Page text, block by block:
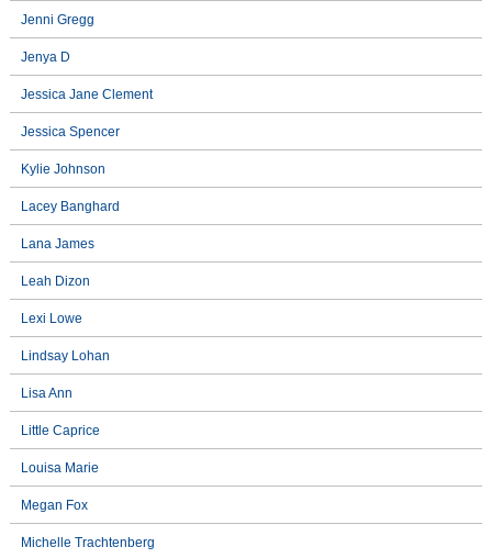
Jenni Gregg
Jenya D
Jessica Jane Clement
Jessica Spencer
Kylie Johnson
Lacey Banghard
Lana James
Leah Dizon
Lexi Lowe
Lindsay Lohan
Lisa Ann
Little Caprice
Louisa Marie
Megan Fox
Michelle Trachtenberg